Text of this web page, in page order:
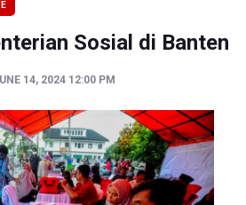
Gaji ASN, Ratusan Pemda Dapat
Ada Surpres Pergantian Kapolri
Sosial di Banten
14, 2024 12:00 PM